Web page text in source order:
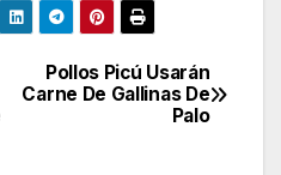
Pollos Picú Usarán
Carne De Gallinas De
Palo